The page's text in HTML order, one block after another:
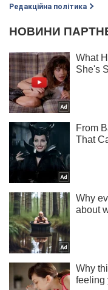
Редакційна політика